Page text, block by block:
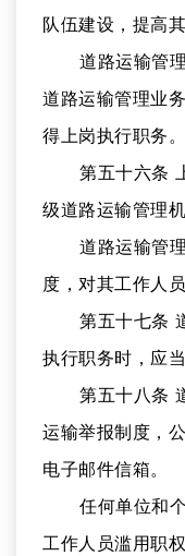
队伍建设，提高
道路运输管
道路运输管理业
得上岗执行职务。
第五十六条
级道路运输管理
道路运输管
度，对其工作人
第五十七条
执行职务时，应
第五十八条
运输举报制度，
电子邮件信箱。
任何单位和
工作人员滥用职